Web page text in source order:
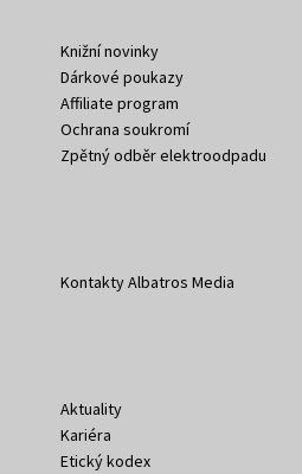
Knižní novinky
Dárkové poukazy
Affiliate program
Ochrana soukromí
Zpětný odběr elektroodpadu
Kontakty Albatros Media
Aktuality
Kariéra
Etický kodex